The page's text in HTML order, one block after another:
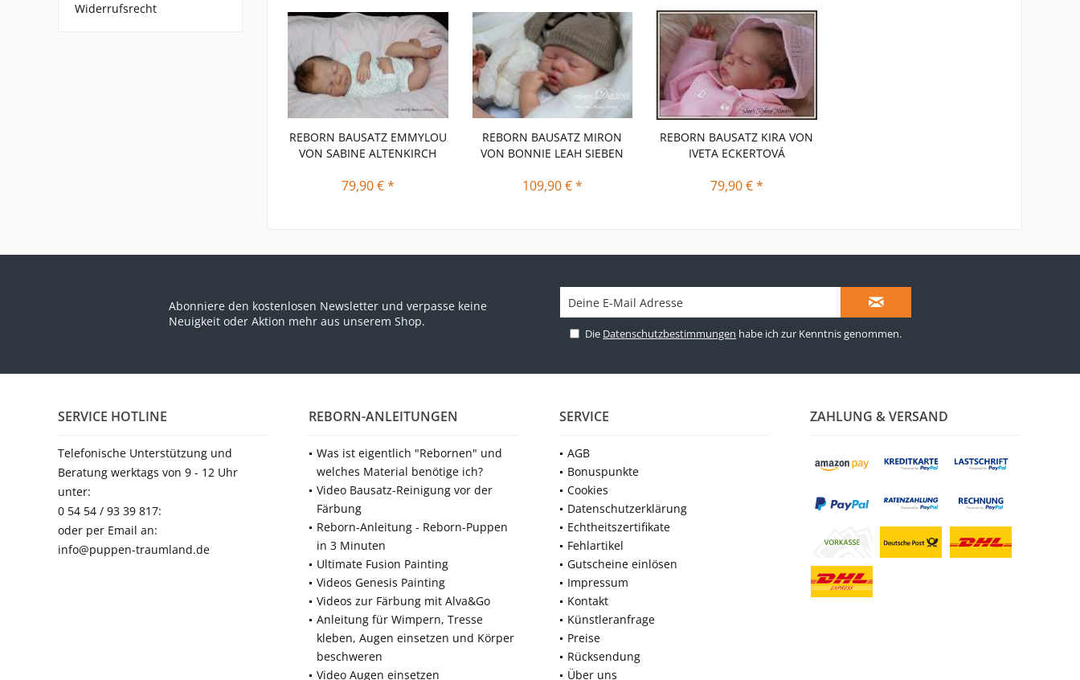
Widerrufsrecht
REBORN BAUSATZ EMMYLOU
VON SABINE ALTENKIRCH
79,90 € *
REBORN BAUSATZ MIRON
VON BONNIE LEAH SIEBEN
109,90 € *
REBORN BAUSATZ KIRA VON
IVETA ECKERTOVÁ
79,90 € *
Abonniere den kostenlosen Newsletter und verpasse keine
Neuigkeit oder Aktion mehr aus unserem Shop.
Die Datenschutzbestimmungen habe ich zur Kenntnis genommen.
SERVICE HOTLINE
Telefonische Unterstützung und
Beratung werktags von 9 - 12 Uhr
unter:
0 54 54 / 93 39 817:
oder per Email an:
info@puppen-traumland.de
REBORN-ANLEITUNGEN
Was ist eigentlich "Rebornen" und
welches Material benötige ich?
Video Bausatz-Reinigung vor der
Färbung
Reborn-Anleitung - Reborn-Puppen
in 3 Minuten
Ultimate Fusion Painting
Videos Genesis Painting
Videos zur Färbung mit Alva&Go
Anleitung für Wimpern, Tresse
kleben, Augen einsetzen und Körper
beschweren
Video Augen einsetzen
SERVICE
AGB
Bonuspunkte
Cookies
Datenschutzerklärung
Echtheitszertifikate
Fehlartikel
Gutscheine einlösen
Impressum
Kontakt
Künstleranfrage
Preise
Rücksendung
Über uns
ZAHLUNG & VERSAND